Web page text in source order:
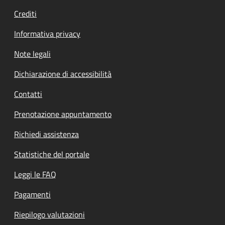
Crediti
Informativa privacy
Note legali
Dichiarazione di accessibilità
Contatti
Prenotazione appuntamento
Richiedi assistenza
Statistiche del portale
Leggi le FAQ
Pagamenti
Riepilogo valutazioni